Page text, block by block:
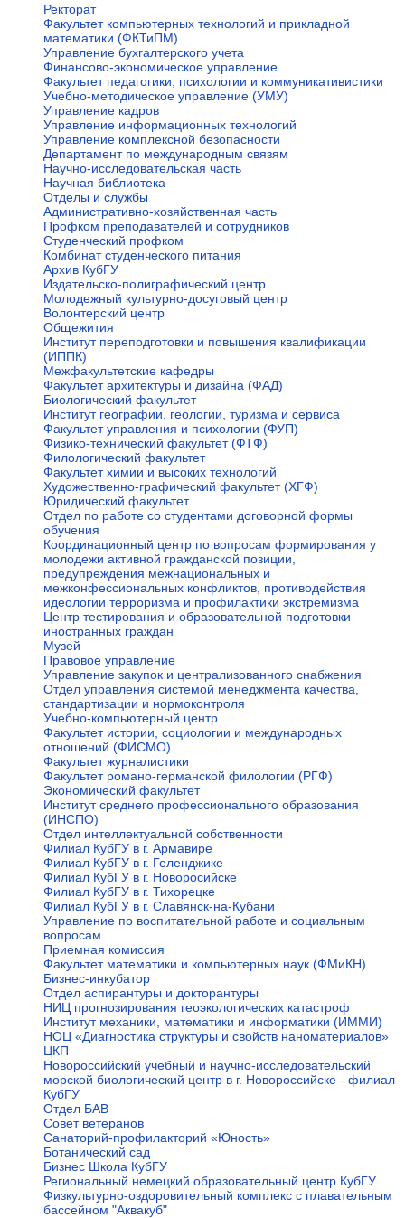
Ректорат
Факультет компьютерных технологий и прикладной
математики (ФКТиПМ)
Управление бухгалтерского учета
Финансово-экономическое управление
Факультет педагогики, психологии и коммуникативистики
Учебно-методическое управление (УМУ)
Управление кадров
Управление информационных технологий
Управление комплексной безопасности
Департамент по международным связям
Научно-исследовательская часть
Научная библиотека
Отделы и службы
Административно-хозяйственная часть
Профком преподавателей и сотрудников
Студенческий профком
Комбинат студенческого питания
Архив КубГУ
Издательско-полиграфический центр
Молодежный культурно-досуговый центр
Волонтерский центр
Общежития
Институт переподготовки и повышения квалификации
(ИППК)
Межфакультетские кафедры
Факультет архитектуры и дизайна (ФАД)
Биологический факультет
Институт географии, геологии, туризма и сервиса
Факультет управления и психологии (ФУП)
Физико-технический факультет (ФТФ)
Филологический факультет
Факультет химии и высоких технологий
Художественно-графический факультет (ХГФ)
Юридический факультет
Отдел по работе со студентами договорной формы
обучения
Координационный центр по вопросам формирования у
молодежи активной гражданской позиции,
предупреждения межнациональных и
межконфессиональных конфликтов, противодействия
идеологии терроризма и профилактики экстремизма
Центр тестирования и образовательной подготовки
иностранных граждан
Музей
Правовое управление
Управление закупок и централизованного снабжения
Отдел управления системой менеджмента качества,
стандартизации и нормоконтроля
Учебно-компьютерный центр
Факультет истории, социологии и международных
отношений (ФИСМО)
Факультет журналистики
Факультет романо-германской филологии (РГФ)
Экономический факультет
Институт среднего профессионального образования
(ИНСПО)
Отдел интеллектуальной собственности
Филиал КубГУ в г. Армавире
Филиал КубГУ в г. Геленджике
Филиал КубГУ в г. Новоросийске
Филиал КубГУ в г. Тихорецке
Филиал КубГУ в г. Славянск-на-Кубани
Управление по воспитательной работе и социальным
вопросам
Приемная комиссия
Факультет математики и компьютерных наук (ФМиКН)
Бизнес-инкубатор
Отдел аспирантуры и докторантуры
НИЦ прогнозирования геоэкологических катастроф
Институт механики, математики и информатики (ИММИ)
НОЦ «Диагностика структуры и свойств наноматериалов»
ЦКП
Новороссийский учебный и научно-исследовательский
морской биологический центр в г. Новороссийске - филиал
КубГУ
Отдел БАВ
Совет ветеранов
Санаторий-профилакторий «Юность»
Ботанический сад
Бизнес Школа КубГУ
Региональный немецкий образовательный центр КубГУ
Физкультурно-оздоровительный комплекс с плавательным
бассейном "Аквакуб"